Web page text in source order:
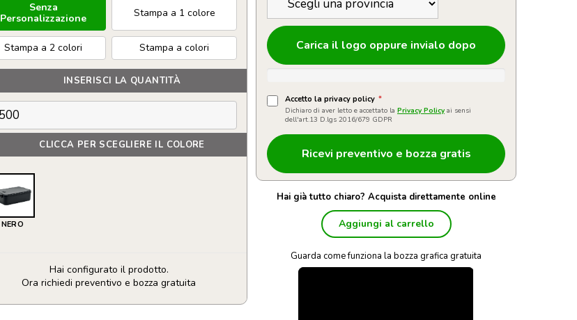
Senza
Personalizzazione
Stampa a 1 colore
Stampa a 2 colori Stampa a colori
INSERISCI LA QUANTITÀ
CLICCA PER SCEGLIERE IL COLORE
NERO
Hai configurato il prodotto.
Ora richiedi preventivo e bozza gratuita
Carica il logo oppure invialo dopo
Accetto la privacy policy *
Dichiaro di aver letto e accettato la Privacy Policy ai sensi
dell'art.13 D.lgs 2016/679 GDPR
Hai già tutto chiaro? Acquista direttamente online
Aggiungi al carrello
Guarda come funziona la bozza grafica gratuita